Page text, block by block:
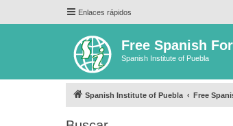
Enlaces rápidos
Free Spanish
Spanish Institute of Puebla
Spanish Institute of Puebla Free